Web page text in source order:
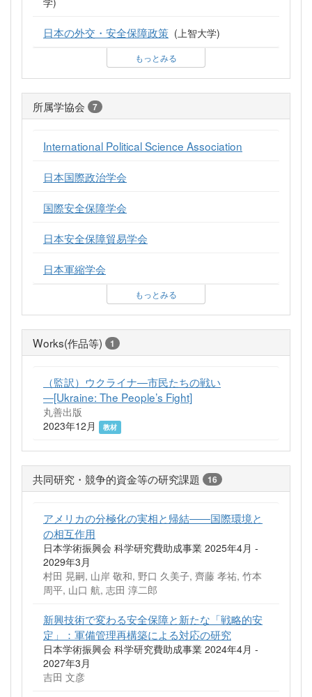
日本の外交・安全保障政策 (上智大学)
もっとみる
所属学協会 7
International Political Science Association
日本国際政治学会
国際安全保障学会
日本安全保障貿易学会
日本軍縮学会
もっとみる
Works(作品等) 1
（監訳）ウクライナ―市民たちの戦い
―[Ukraine: The People’s Fight]
丸善出版
2023年12月
教材
共同研究・競争的資金等の研究課題 16
アメリカの分極化の実相と帰結――国際環境と
の相互作用
日本学術振興会 科学研究費助成事業 2025年4月 -
2029年3月
村田 晃嗣, 山岸 敬和, 野口 久美子, 齊藤 孝祐, 竹本
周平, 山口 航, 志田 淳二郎
新興技術で変わる安全保障と新たな「戦略的安
定」：軍備管理再構築による対応の研究
日本学術振興会 科学研究費助成事業 2024年4月 -
2027年3月
吉田 文彦